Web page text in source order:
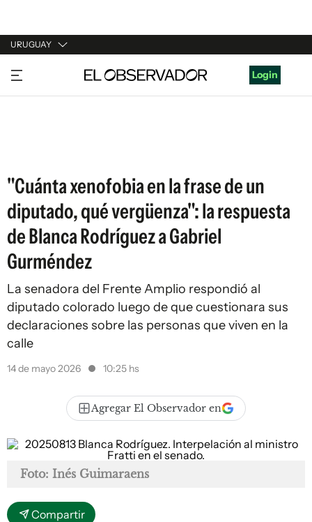
URUGUAY
URUGUAY
ARGENTINA
Login
"Cuánta xenofobia en la frase de un
diputado, qué vergüenza": la respuesta
de Blanca Rodríguez a Gabriel
Gurméndez
La senadora del Frente Amplio respondió al
diputado colorado luego de que cuestionara sus
declaraciones sobre las personas que viven en la
calle
14 de mayo 2026 10:25 hs
Agregar El Observador en
Foto: Inés Guimaraens
Compartir